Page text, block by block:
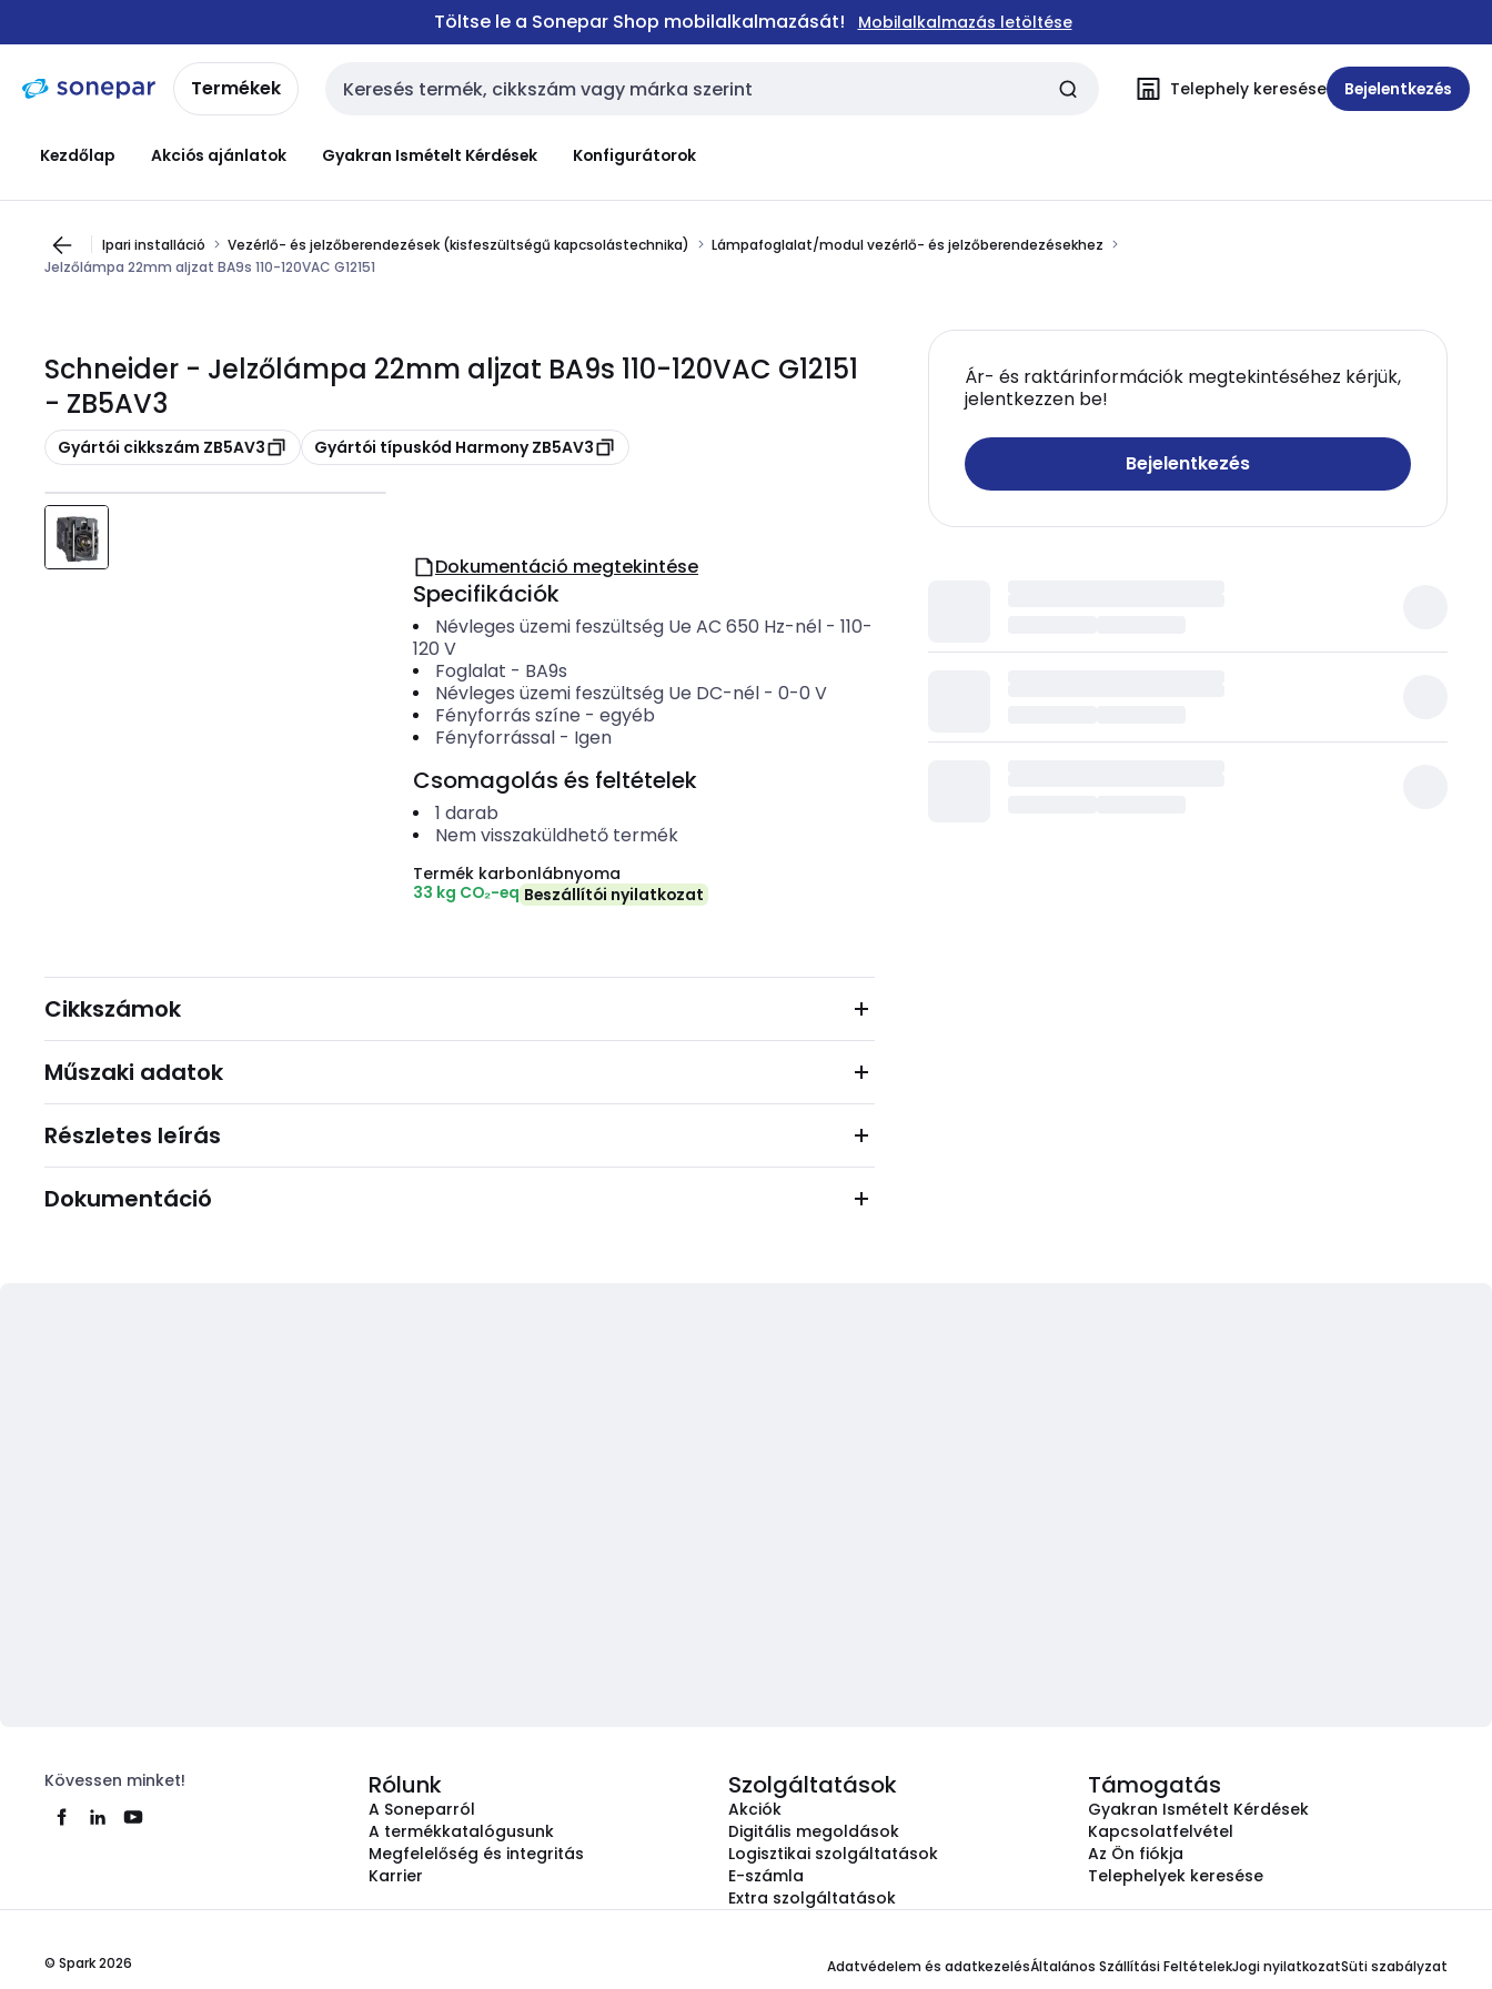
navigációhoztartalomra
Töltse le a Sonepar Shop mobilalkalmazását! Mobilalkalmazás letöltése
Termékek Keresési bemenet Telephely keresése Bejelentkezés
Kezdőlap Akciós ajánlatok Gyakran Ismételt Kérdések Konfigurátorok
Ipari installáció Vezérlő- és jelzőberendezések (kisfeszültségű kapcsolástechnika)
Lámpafoglalat/modul vezérlő- és jelzőberendezésekhez
Jelzőlámpa 22mm aljzat BA9s 110-120VAC G12151
Schneider - Jelzőlámpa 22mm aljzat BA9s 110-120VAC G12151
- ZB5AV3
Másolás
Gyártói cikkszám ZB5AV3 Másolás
Gyártói típuskód Harmony ZB5AV3
Ár- és raktárinformációk megtekintéséhez kérjük,
jelentkezzen be!
Bejelentkezés
Dokumentáció megtekintése
Specifikációk
Névleges üzemi feszültség Ue AC 650 Hz-nél- 110-
120 V
Foglalat - BA9s
Névleges üzemi feszültség Ue DC-nél- 0-0 V
Fényforrás színe - egyéb
Fényforrással- Igen
Csomagolás és feltételek
1 darab
Nem visszaküldhető termék
Termék karbonlábnyoma
33 kg CO₂-eq Beszállítói nyilatkozat
Cikkszámok
Műszaki adatok
Részletes leírás
Dokumentáció
Kövessen minket! Rólunk
A Soneparról
A termékkatalógusunk
Megfelelőség és integritás
Karrier
Szolgáltatások
Akciók
Digitális megoldások
Logisztikai szolgáltatások
E-számla
Extra szolgáltatások
Támogatás
Gyakran Ismételt Kérdések
Kapcsolatfelvétel
Az Ön fiókja
Telephelyek keresése
© Spark 2026 Adatvédelem és adatkezelésÁltalános Szállítási FeltételekJogi nyilatkozatSüti szabályzat